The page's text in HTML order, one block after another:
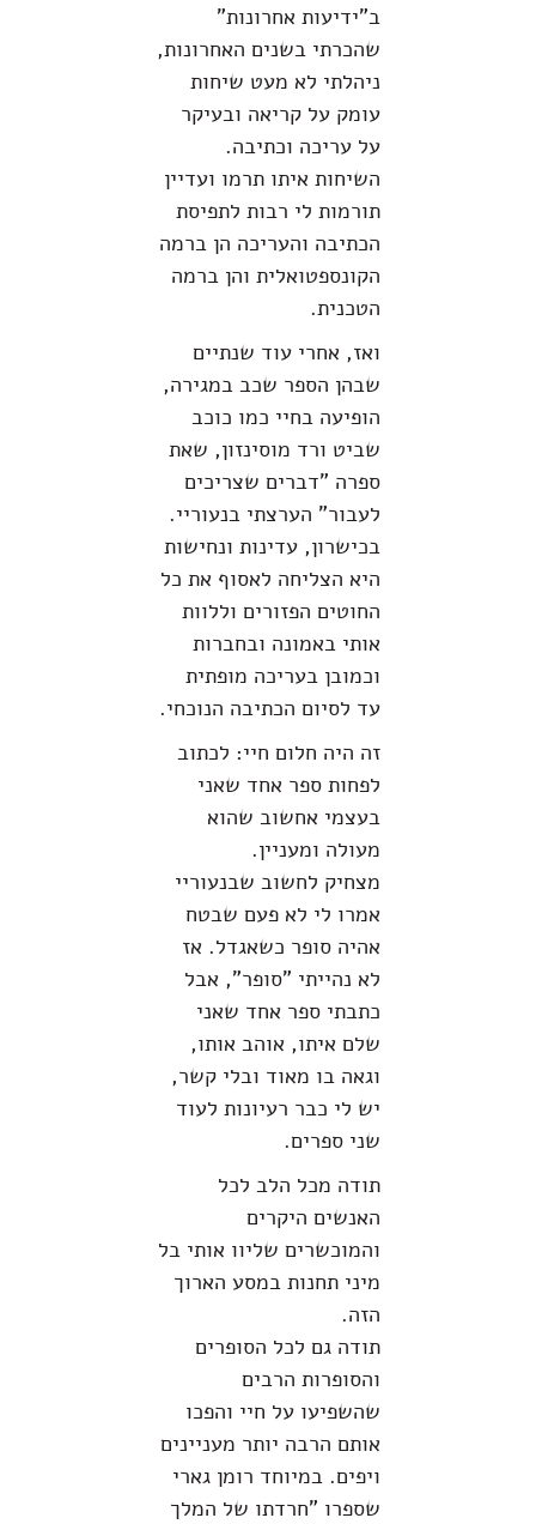
ב"ידיעות אחרונות"
שהכרתי בשנים האחרונות,
ניהלתי לא מעט שיחות
עומק על קריאה ובעיקר
על עריכה וכתיבה.
השיחות איתו תרמו ועדיין
תורמות לי רבות לתפיסת
הכתיבה והעריכה הן ברמה
הקונספטואלית והן ברמה
הטכנית.
ואז, אחרי עוד שנתיים
שבהן הספר שכב במגירה,
הופיעה בחיי כמו כוכב
שביט ורד מוסינזון, שאת
ספרה "דברים שצריכים
לעבור" הערצתי בנעוריי.
בכישרון, עדינות ונחישות
היא הצליחה לאסוף את כל
החוטים הפזורים וללוות
אותי באמונה ובחברות
וכמובן בעריכה מופתית
עד לסיום הכתיבה הנוכחי.
זה היה חלום חיי: לכתוב
לפחות ספר אחד שאני
בעצמי אחשוב שהוא
מעולה ומעניין.
מצחיק לחשוב שבנעוריי
אמרו לי לא פעם שבטח
אהיה סופר כשאגדל. אז
לא נהייתי "סופר", אבל
כתבתי ספר אחד שאני
שלם איתו, אוהב אותו,
וגאה בו מאוד ובלי קשר,
יש לי כבר רעיונות לעוד
שני ספרים.
תודה מכל הלב לכל
האנשים היקרים
והמוכשרים שליוו אותי בל
מיני תחנות במסע הארוך
הזה.
תודה גם לכל הסופרים
והסופרות הרבים
שהשפיעו על חיי והפכו
אותם הרבה יותר מעניינים
ויפים. במיוחד רומן גארי
שספרו "חרדתו של המלך